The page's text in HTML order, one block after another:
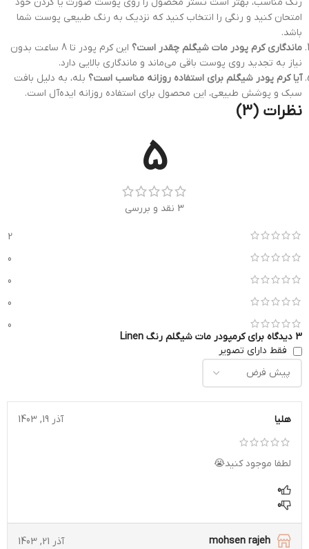
رنگ مناسب، بهتر است تستر محصول را روی پوست صورت یا گردن خود
امتحان کنید و رنگی را انتخاب کنید که نزدیک به رنگ طبیعی پوست شما
باشد.
ماندگاری کرم پودر مات شیگلم چقدر است؟
این کرم پودر تا 8 ساعت بدون
نیاز به تجدید روی پوست باقی می‌ماند و ماندگاری بالایی دارد.
آیا کرم پودر شیگلم برای استفاده روزانه مناسب است؟ بله، به دلیل بافت
سبک و پوشش طبیعی، این محصول برای استفاده روزانه ایده‌آل است.
نظرات (3)
5
3 نقد و بررسی
2
0
0
0
0
3 دیدگاه برای
کرمپودر مات شیگلم رنگ Linen
فقط دارای تصویر
هلیا آذر 19, 1403
لطفا موجود کنید😭
0
0
آذر 21, 1403